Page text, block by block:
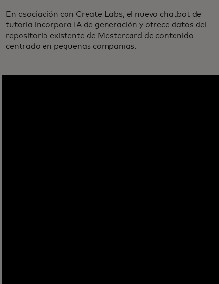
En asociación con Create Labs, el nuevo chatbot de
tutoría incorpora IA de generación y ofrece datos del
repositorio existente de Mastercard de contenido
centrado en pequeñas compañías.